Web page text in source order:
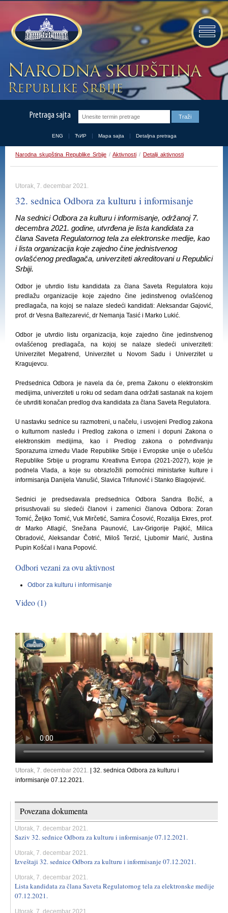
Pretraga sajta
ENG ЋИР Mapa sajta Detaljna pretraga
Narodna skupština Republike Srbije / Aktivnosti / Detalji aktivnosti
Utorak, 7. decembar 2021.
32. sednica Odbora za kulturu i informisanje
Na sednici Odbora za kulturu i informisanje, održanoj 7.
decembra 2021. godine, utvrđena je lista kandidata za
člana Saveta Regulatornog tela za elektronske medije, kao
i lista organizacija koje zajedno čine jednistvenog
ovlašćenog predlagača, univerziteti akreditovani u Republici
Srbiji.
Odbor je utvrdio listu kandidata za člana Saveta Regulatora koju
predlažu organizacije koje zajedno čine jedinstvenog ovlašćenog
predlagača, na kojoj se nalaze sledeći kandidati: Aleksandar Gajović,
prof. dr Vesna Baltezarević, dr Nemanja Tasić i Marko Lukić.
Odbor je utvrdio listu organizacija, koje zajedno čine jedinstvenog
ovlašćenog predlagača, na kojoj se nalaze sledeći univerziteti:
Univerzitet Megatrend, Univerzitet u Novom Sadu i Univerzitet u
Kragujevcu.
Predsednica Odbora je navela da će, prema Zakonu o elektronskim
medijima, univerziteti u roku od sedam dana održati sastanak na kojem
će utvrditi konačan predlog dva kandidata za člana Saveta Regulatora.
U nastavku sednice su razmotreni, u načelu, i usvojeni Predlog zakona
o kulturnom nasleđu i Predlog zakona o izmeni i dopuni Zakona o
elektronskim medijima, kao i Predlog zakona o potvrđivanju
Sporazuma između Vlade Republike Srbije i Evropske unije o učešću
Republike Srbije u programu Kreativna Evropa (2021-2027), koje je
podnela Vlada, a koje su obrazložili pomoćnici ministarke kulture i
informisanja Danijela Vanušić, Slavica Trifunović i Stanko Blagojević.
Sednici je predsedavala predsednica Odbora Sandra Božić, a
prisustvovali su sledeći članovi i zamenici članova Odbora: Zoran
Tomić, Željko Tomić, Vuk Mirčetić, Samira Ćosović, Rozalija Ekres, prof.
dr Marko Atlagić, Snežana Paunović, Lav-Grigorije Pajkić, Milica
Obradović, Aleksandar Čotrić, Miloš Terzić, Ljubomir Marić, Justina
Pupin Košćal i Ivana Popović.
Odbori vezani za ovu aktivnost
Odbor za kulturu i informisanje
Video (1)
Utorak, 7. decembar 2021.
| 32. sednica Odbora za kulturu i
informisanje 07.12.2021.
Povezana dokumenta
Utorak, 7. decembar 2021.
Saziv 32. sednice Odbora za kulturu i informisanje 07.12.2021.
Utorak, 7. decembar 2021.
Izveštaji 32. sednice Odbora za kulturu i informisanje 07.12.2021.
Utorak, 7. decembar 2021.
Lista kandidata za člana Saveta Regulatornog tela za elektronske medije
07.12.2021.
Utorak, 7. decembar 2021.